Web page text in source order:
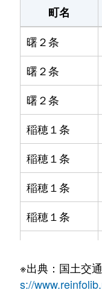
町名
曙２条
曙２条
曙２条
稲穂１条
稲穂１条
稲穂１条
稲穂１条
稲穂１条
※出典：国土交
s://